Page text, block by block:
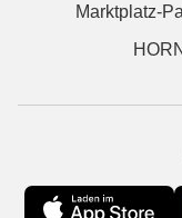
Marktplatz-